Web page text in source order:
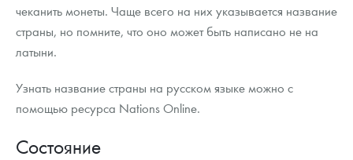
чеканить монеты. Чаще всего на них указывается название
страны, но помните, что оно может быть написано не на
латыни.
Узнать название страны на русском языке можно с
помощью ресурса Nations Online.
Состояние